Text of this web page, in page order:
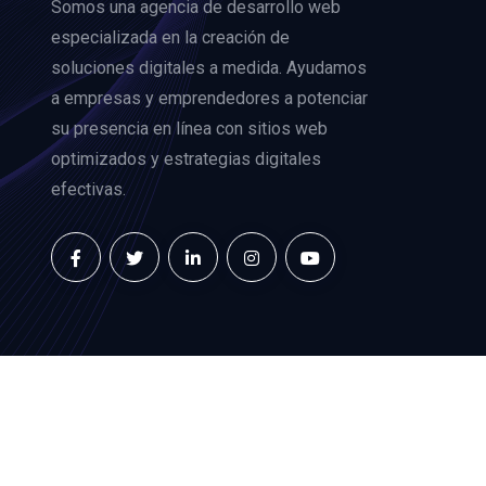
Somos una agencia de desarrollo web
especializada en la creación de
soluciones digitales a medida. Ayudamos
a empresas y emprendedores a potenciar
su presencia en línea con sitios web
optimizados y estrategias digitales
efectivas.